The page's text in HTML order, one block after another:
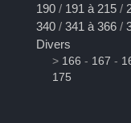
190 / 191 à 215 /
340 / 341 à 366 /
Divers
> 166 - 167 -
175